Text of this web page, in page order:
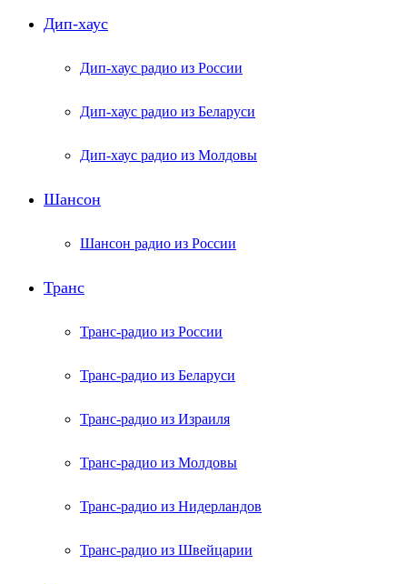
Дип-хаус
Дип-хаус радио из России
Дип-хаус радио из Беларуси
Дип-хаус радио из Молдовы
Шансон
Шансон радио из России
Транс
Транс-радио из России
Транс-радио из Беларуси
Транс-радио из Израиля
Транс-радио из Молдовы
Транс-радио из Нидерландов
Транс-радио из Швейцарии